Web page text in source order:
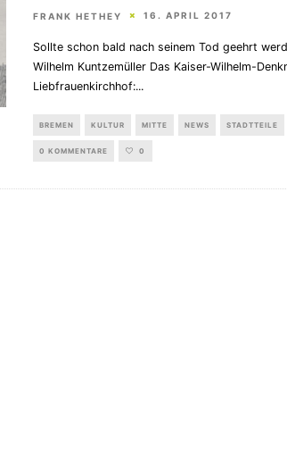
FRANK HETHEY 16. APRIL 2017
Sollte schon bald nach seinem Tod geehrt
Wilhelm Kuntzemüller Das Kaiser-Wilhelm-
Liebfrauenkirchhof:...
BREMEN KULTUR MITTE NEWS STADTTEILE
0 KOMMENTARE 0